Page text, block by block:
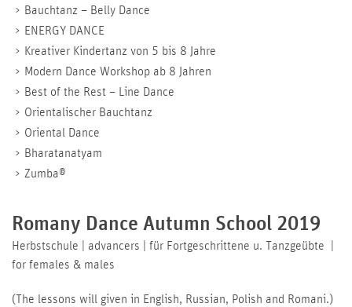
Bauchtanz – Belly Dance
ENERGY DANCE
Kreativer Kindertanz von 5 bis 8 Jahre
Modern Dance Workshop ab 8 Jahren
Best of the Rest – Line Dance
Orientalischer Bauchtanz
Oriental Dance
Bharatanatyam
Zumba®
Romany Dance Autumn School 2019
Herbstschule | advancers | für Fortgeschrittene u. Tanzgeübte |
for females & males
(The lessons will given in English, Russian, Polish and Romani.)